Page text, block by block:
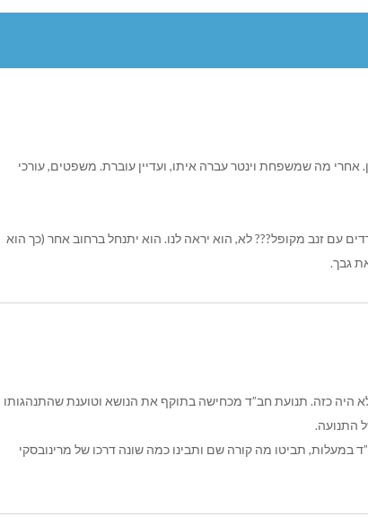
מה שמשפחת וינטר עברה איתו, ועדיין עוברת. משפטים, עורכי
עם זנב מקופל??? לא, הוא יראה לנו. הוא יתנחל ברחוב אחר (כך הוא
גבך.
לא היה כזה. תנועת חב”ד מכחישה בתוקף את הנושא וטוענת שהתנהגותו
התנועה.
במעלות, תביטו מה קורה שם ותבינו כמה שונה דרכו של מרינובסקי